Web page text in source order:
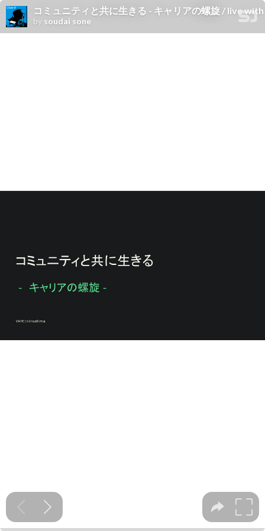
コミュニティと共に生きる - キャリアの螺旋 / live
by soudai sone